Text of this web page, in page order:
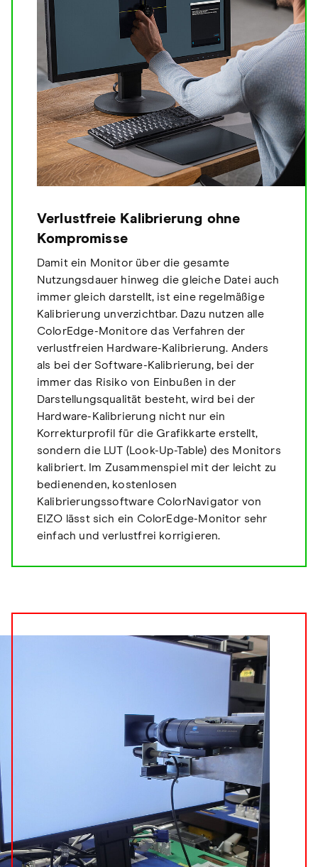
Verlustfreie Kalibrierung ohne
Kompromisse
Damit ein Monitor über die gesamte
Nutzungsdauer hinweg die gleiche Datei auch
immer gleich darstellt, ist eine regelmäßige
Kalibrierung unverzichtbar. Dazu nutzen alle
ColorEdge-Monitore das Verfahren der
verlustfreien Hardware-Kalibrierung. Anders
als bei der Software-Kalibrierung, bei der
immer das Risiko von Einbußen in der
Darstellungsqualität besteht, wird bei der
Hardware-Kalibrierung nicht nur ein
Korrekturprofil für die Grafikkarte erstellt,
sondern die LUT (Look-Up-Table) des Monitors
kalibriert. Im Zusammenspiel mit der leicht zu
bedienenden, kostenlosen
Kalibrierungssoftware ColorNavigator von
EIZO lässt sich ein ColorEdge-Monitor sehr
einfach und verlustfrei korrigieren.